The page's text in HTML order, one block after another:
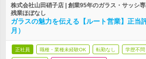
株式会社山田硝子店 | 創業95年のガラス・サッシ
残業ほぼなし
ガラスの魅力を伝える【ルート営業】正当
月）
正社員 職種・業種未経験OK 転勤なし 学歴不問